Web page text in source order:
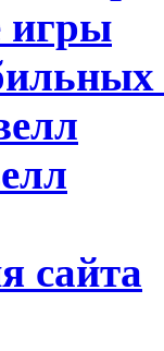
игры
сайта